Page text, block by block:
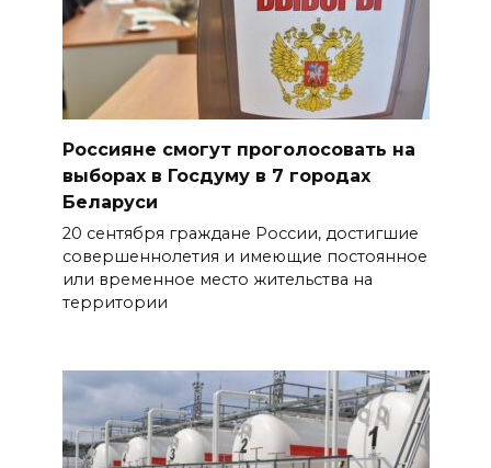
Россияне смогут проголосовать на
выборах в Госдуму в 7 городах
Беларуси
20 сентября граждане России, достигшие
совершеннолетия и имеющие постоянное
или временное место жительства на
территории